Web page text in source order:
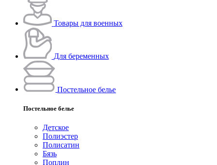
Товары для военных
Для беременных
Постельное белье
Постельное белье
Детское
Полиэстeр
Полисатин
Бязь
Поплин